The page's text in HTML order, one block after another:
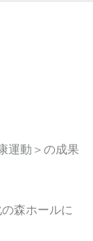
運動＞の成果
森ホールに